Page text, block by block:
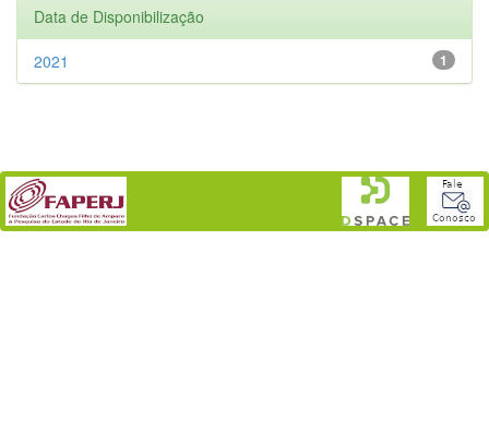
Data de Disponibilização
1
2021